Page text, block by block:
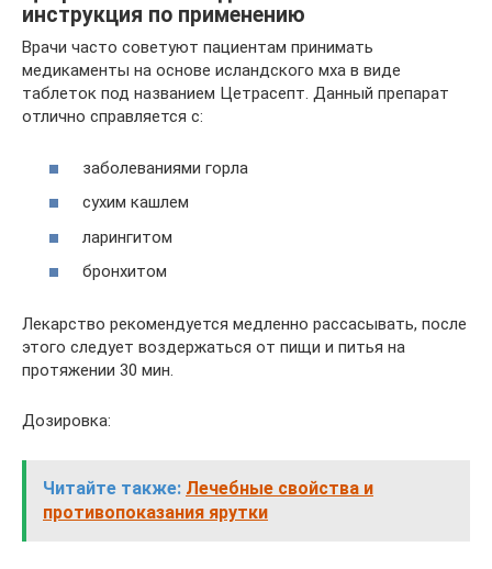
инструкция по применению
Врачи часто советуют пациентам принимать
медикаменты на основе исландского мха в виде
таблеток под названием Цетрасепт. Данный препарат
отлично справляется с:
заболеваниями горла
сухим кашлем
ларингитом
бронхитом
Лекарство рекомендуется медленно рассасывать, после
этого следует воздержаться от пищи и питья на
протяжении 30 мин.
Дозировка:
Читайте также: Лечебные свойства и
противопоказания ярутки